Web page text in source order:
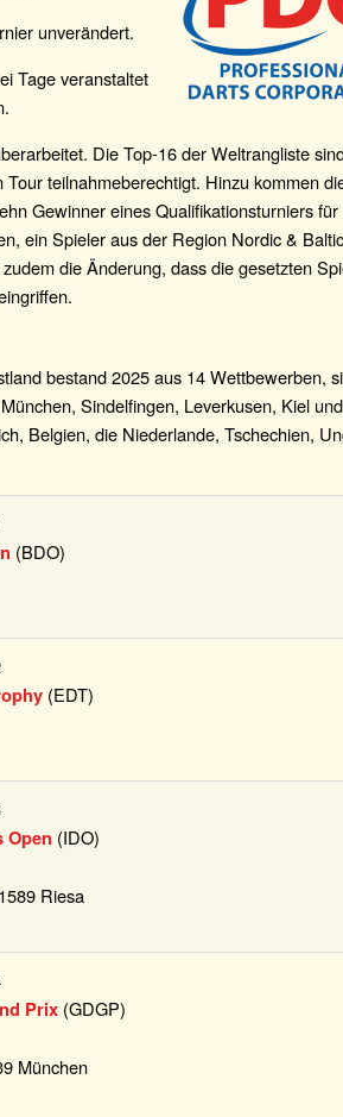
unverändert.
Tage veranstaltet
Die Top-16 der Weltrangliste
teilnahmeberechtigt. Hinzu kommen
Gewinner eines Qualifikationsturniers
ein Spieler aus der Region Nordic &
die Änderung, dass die gesetzten
bestand 2025 aus 14 Wettbewerben,
Sindelfingen, Leverkusen, Kiel und
Belgien, die Niederlande, Tschechien,
(BDO)
(EDT)
Open (IDO)
Riesa
Prix (GDGP)
München